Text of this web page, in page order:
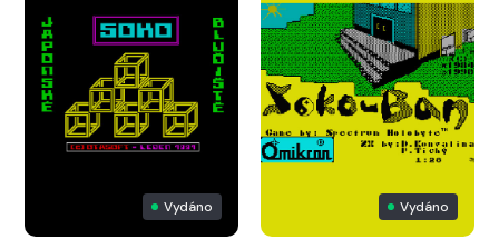
Vydáno Vydáno